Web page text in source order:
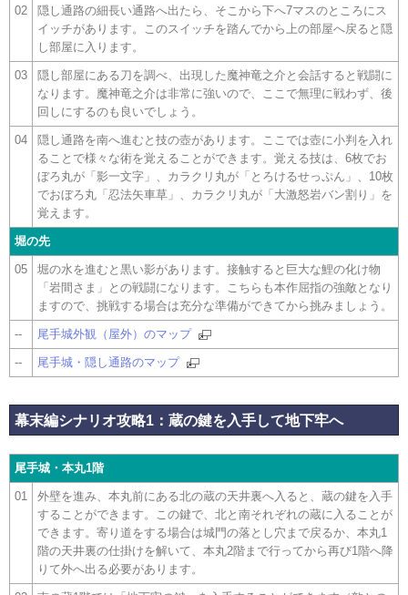
02
隠し通路の細長い通路へ出たら、そこから下へ7マスのところにス
イッチがあります。このスイッチを踏んでから上の部屋へ戻ると隠
し部屋に入ります。
03
隠し部屋にある刀を調べ、出現した魔神竜之介と会話すると戦闘に
なります。魔神竜之介は非常に強いので、ここで無理に戦わず、後
回しにするのも良いでしょう。
04
隠し通路を南へ進むと技の壺があります。ここでは壺に小判を入れ
ることで様々な術を覚えることができます。覚える技は、6枚でお
ぼろ丸が「影一文字」、カラクリ丸が「とろけるせっぷん」、10枚
でおぼろ丸「忍法矢車草」、カラクリ丸が「大激怒岩バン割り」を
覚えます。
堀の先
05
堀の水を進むと黒い影があります。接触すると巨大な鯉の化け物
「岩間さま」との戦闘になります。こちらも本作屈指の強敵となり
ますので、挑戦する場合は充分な準備ができてから挑みましょう。
-- 尾手城外観（屋外）のマップ
-- 尾手城・隠し通路のマップ
幕末編シナリオ攻略1：蔵の鍵を入手して地下牢へ
尾手城・本丸1階
01
外壁を進み、本丸前にある北の蔵の天井裏へ入ると、蔵の鍵を入手
することができます。この鍵で、北と南それぞれの蔵に入ることが
できます。寄り道をする場合は城門の落とし穴まで戻るか、本丸1
階の天井裏の仕掛けを解いて、本丸2階まで行ってから再び1階へ降
りて外へ出る必要があります。